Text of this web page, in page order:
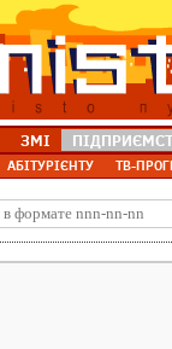
ЗМІ
АБІТУРІЄНТУ ТВ-